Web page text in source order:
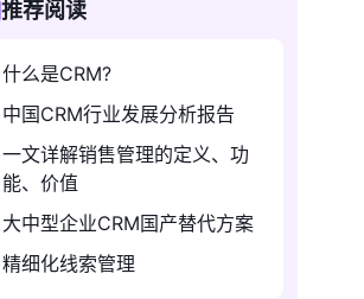
推荐阅读
什么是CRM?
中国CRM行业发展分析报告
一文详解销售管理的定义、功
能、价值
大中型企业CRM国产替代方案
精细化线索管理